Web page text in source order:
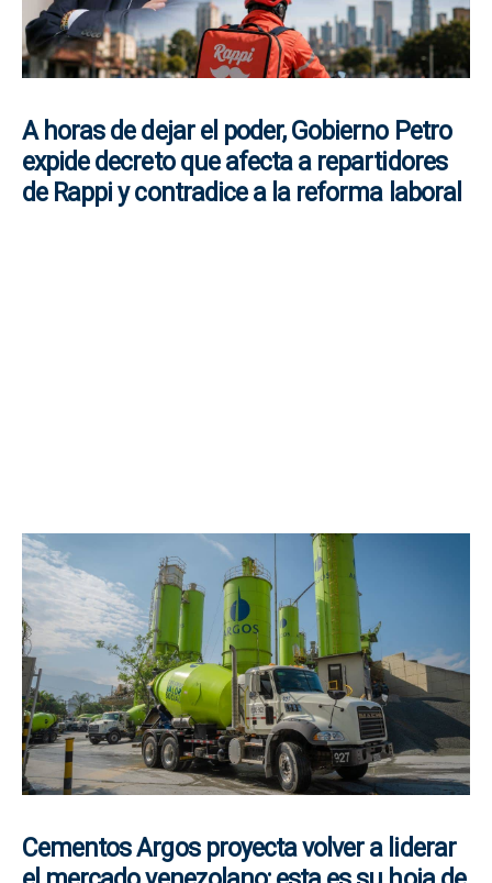
A horas de dejar el poder, Gobierno Petro
expide decreto que afecta a repartidores
de Rappi y contradice a la reforma laboral
Cementos Argos proyecta volver a liderar